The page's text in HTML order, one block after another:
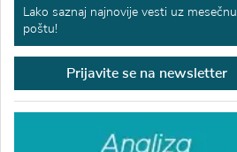
Lako saznaj najnovije vesti uz mesečnu
poštu!
Prijavite se na newsletter